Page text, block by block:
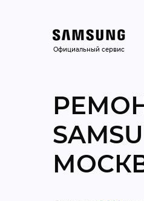
Официальный сервис